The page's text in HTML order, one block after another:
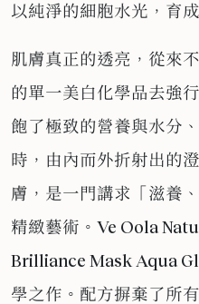
以純淨的細胞水光，育
肌膚真正的透亮，從來
的單一美白化學品去強
飽了極致的營養與水分
時，由內而外折射出的
膚，是一門講求「滋養
精緻藝術。 Ve Oola
Brilliance Mask Aqua
學之作。配方摒棄了所